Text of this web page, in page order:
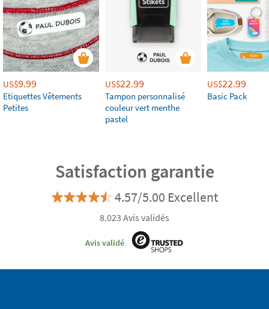
US$9.99
Etiquettes Vêtements
Petites
US$22.99
Tampon personnalisé
couleur vert menthe
pastel
US$22.99
Basic Pack
Satisfaction garantie
4.57/5.00 Excellent
8.023 Avis validés
Avis validé